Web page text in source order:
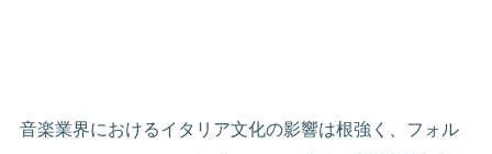
音楽業界におけるイタリア文化の影響は根強く、フォル